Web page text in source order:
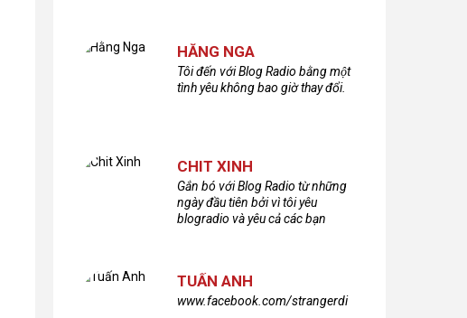
HẰNG NGA
Tôi đến với Blog Radio bằng một
tình yêu không bao giờ thay đổi.
CHIT XINH
Gắn bó với Blog Radio từ những
ngày đầu tiên bởi vì tôi yêu
blogradio và yêu cả các bạn
nhiều!
TUẤN ANH
www.facebook.com/strangerdi